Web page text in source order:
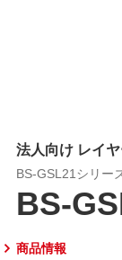
法人向け レイ
BS-GSL21シリー
BS-
商品情報